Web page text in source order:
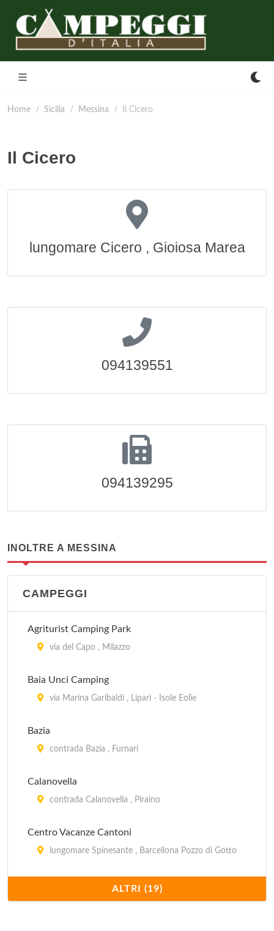
Home Sicilia Messina Il Cicero
Il Cicero
lungomare Cicero , Gioiosa Marea
094139551
094139295
INOLTRE A MESSINA
CAMPEGGI
Agriturist Camping Park
via del Capo , Milazzo
Baia Unci Camping
via Marina Garibaldi , Lipari - Isole Eolie
Bazia
contrada Bazia , Furnari
Calanovella
contrada Calanovella , Piraino
Centro Vacanze Cantoni
lungomare Spinesante , Barcellona Pozzo di Gotto
strada Panoramica , Milazzo
ALTRI (19)